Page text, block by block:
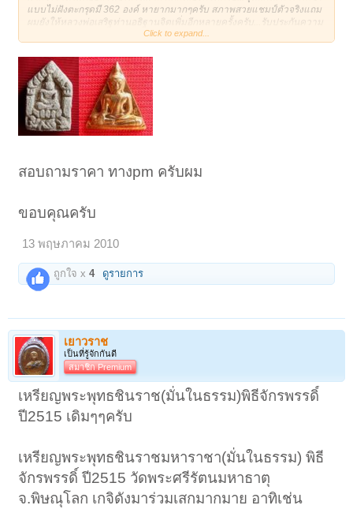
แบบไม่ฝังตะกรุดมี 362 องค์ หายากมากๆครับ สภาพสวยแชมป์ตัวจริงแถม
ผมยังให้หลวงพ่อเสริฐท่านอธิฐานจิตเพิ่มอีกหลายครั้งครับ...รับประกันความ
ชื่อบัญชี : กัญญนิดา บุนสัมลิท
เลขที่ บัญชี : 618-2-02395-5
ประเภท บัญชี : ออมทรัพย์
ธนาคาร : กสิกรไทย
สาขา : ย่อยคลองถม
เบอร์โทรติดต่อ : 089-5157855
E-mail :bkkthai999@yahoo.com
Click to expand...
สอบถามราคา ทางpm ครับผม
ขอบคุณครับ
13 พฤษภาคม 2010
ถูกใจ x4 ดูรายการ
เยาวราช
เป็นที่รู้จักกันดี
สมาชิก Premium
เหรียญพระพุทธชินราช(มั่นในธรรม)พิธีจักรพรรดิ์
ปี2515 เดิมๆๆครับ
เหรียญพระพุทธชินราชมหาราชา(มั่นในธรรม) พิธี
จักรพรรดิ์ ปี2515 วัดพระศรีรัตนมหาธาตุ
จ.พิษณุโลก เกจิดังมาร่วมเสกมากมาย อาทิเช่น